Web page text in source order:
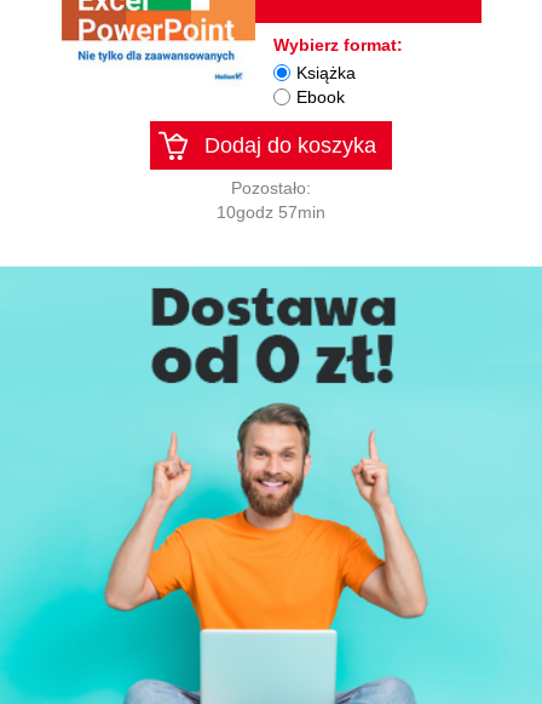
Wybierz format:
Książka
Ebook
Dodaj do koszyka
Pozostało:
10godz 57min